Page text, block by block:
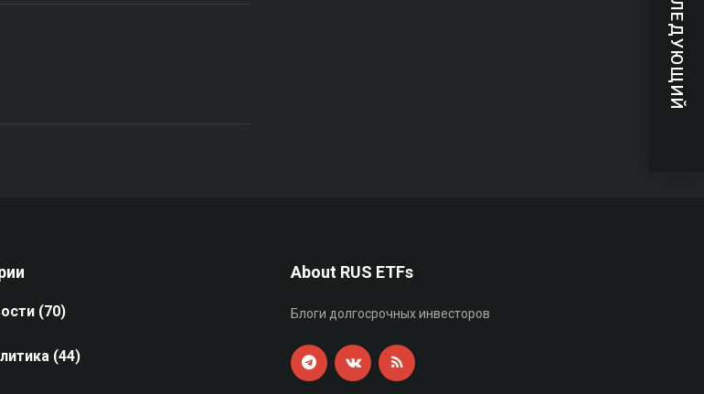
СЛЕДУЮЩИЙ
(70)
(44)
About RUS ETFs
Блоги долгосрочных инвесторов